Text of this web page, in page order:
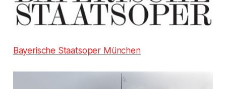
Bayerische Staatsoper München